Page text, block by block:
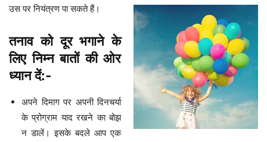
उस पर नियंत्रण पा सकते हैं।
तनाव को दूर भगाने के
लिए निम्न बातों की ओर
ध्यान दें:-
अपने दिमाग पर अपनी दिनचर्या
के प्रोग्राम याद रखने का बोझ
न डालें। इसके बदले आप एक